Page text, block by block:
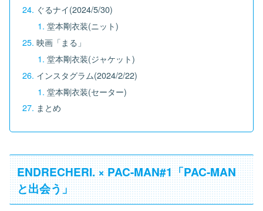
ぐるナイ(2024/5/30)
堂本剛衣装(ニット)
映画「まる」
堂本剛衣装(ジャケット)
インスタグラム(2024/2/22)
堂本剛衣装(セーター)
まとめ
ENDRECHERI. × PAC-MAN#1「PAC-MAN
と出会う」